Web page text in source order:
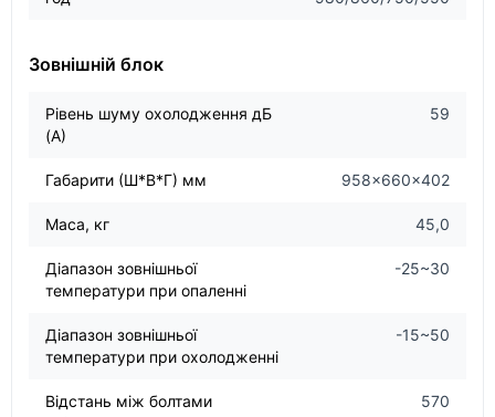
Зовнішній блок
Рівень шуму охолодження дБ
(А)
59
Габарити (Ш*В*Г) мм 958×660×402
Маса, кг 45,0
Діапазон зовнішньої
температури при опаленні
-25~30
Діапазон зовнішньої
температури при охолодженні
-15~50
Відстань між болтами
570